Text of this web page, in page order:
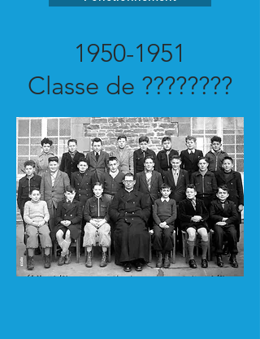
1950-1951
Classe de ????????